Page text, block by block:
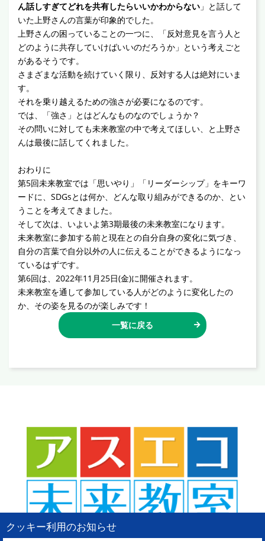
ん話しすぎてどれを共有したらいいかわからない 」と話して
いた上野さんの言葉が印象的でした。
上野さんの困っていることの一つに、「反対意見を言う人と
どのように共存していけばいいのだろうか」という考えごと
があるそうです。
さまざまな活動を続けていく限り、反対する人は絶対にいま
す。
それを乗り越えるための強さが必要になるのです。
では、「強さ」とはどんなものなのでしょうか？
その問いに対しても未来教室の中で考えてほしい、と上野さ
んは最後に話してくれました。
おわりに
第5回未来教室では「思いやり」「リーダーシップ」をキーワ
ードに、SDGsとは何か、どんな取り組みができるのか、とい
うことを考えてきました。
そして次は、いよいよ第3期最後の未来教室になります。
未来教室に参加する前と現在との自分自身の変化に気づき、
自分の言葉で自分以外の人に伝えることができるようになっ
ているはずです。
第6回は、2022年11月25日(金)に開催されます。
未来教室を通して参加している人がどのように変化したの
か、その姿を見るのが楽しみです！
一覧に戻る
クッキー利用のお知らせ